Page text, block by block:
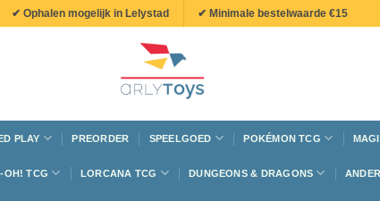
✔ Ophalen mogelijk in Lelystad ✔ Minimale bestelwaarde €15
PLAY PREORDER SPEELGOED POKÉMON TCG
OH! TCG LORCANA TCG DUNGEONS & DRAGONS